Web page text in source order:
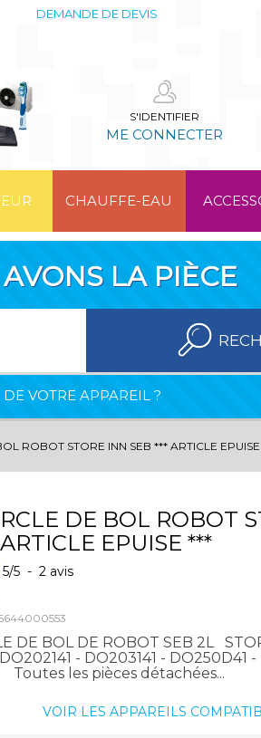
DEMANDE DE DEVIS
S'IDENTIFIER
ME CONNECTER
CHAUFFE-EAU
LA PIÈCE
VOTRE APPAREIL ?
ROBOT STORE INN SEB *** ARTICLE
DE BOL ROBOT
EPUISE ***
5/5 - 2 avis
DE BOL DE ROBOT SEB 2L
- DO203141 - DO250D41
Toutes les pièces détachées...
VOIR LES APPAREILS